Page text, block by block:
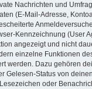
Nachrichten und
(E-Mail-Adresse,
Kennzeichnung (User
angezeigt und nicht
einzelne Funktionen
werden. Dazu gehören
Gelesen-Status von
oder